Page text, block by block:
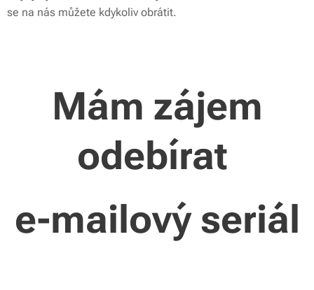
se na nás můžete kdykoliv obrátit.
Mám zájem
odebírat
e-mailový seriál